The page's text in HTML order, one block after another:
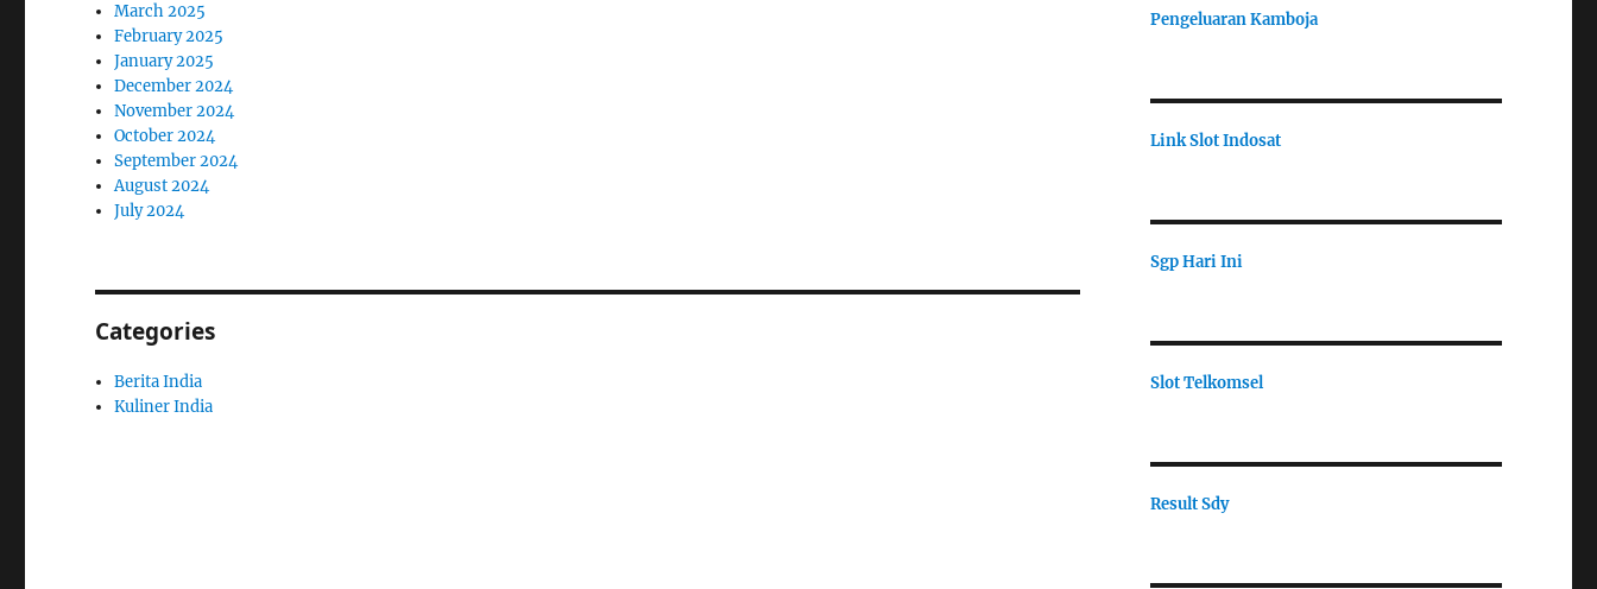
March 2025
February 2025
January 2025
December 2024
November 2024
October 2024
September 2024
August 2024
July 2024
Categories
Berita India
Kuliner India
Pengeluaran Kamboja
Link Slot Indosat
Sgp Hari Ini
Slot Telkomsel
Result Sdy